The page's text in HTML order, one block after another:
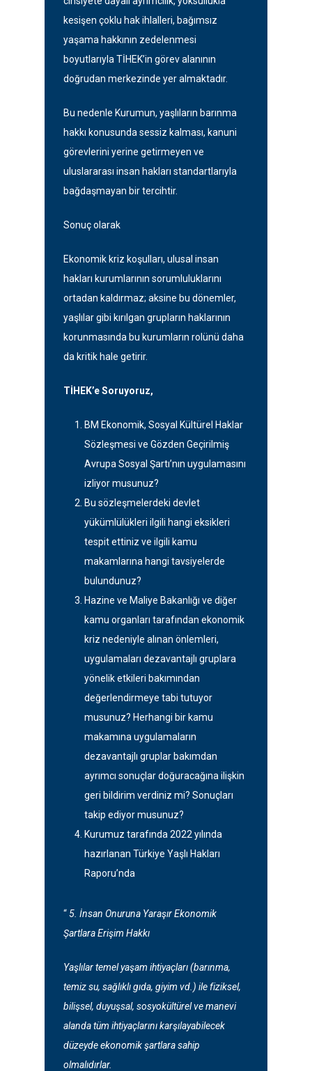
kesişen çoklu hak ihlalleri, bağımsız
yaşama hakkının zedelenmesi
boyutlarıyla TİHEK’in görev alanının
doğrudan merkezinde yer almaktadır.
Bu nedenle Kurumun, yaşlıların barınma
hakkı konusunda sessiz kalması, kanuni
görevlerini yerine getirmeyen ve
uluslararası insan hakları standartlarıyla
bağdaşmayan bir tercihtir.
Sonuç olarak
Ekonomik kriz koşulları, ulusal insan
hakları kurumlarının sorumluluklarını
ortadan kaldırmaz; aksine bu dönemler,
yaşlılar gibi kırılgan grupların haklarının
korunmasında bu kurumların rolünü daha
da kritik hale getirir.
TİHEK’e Soruyoruz,
BM Ekonomik, Sosyal Kültürel Haklar
Sözleşmesi ve Gözden Geçirilmiş
Avrupa Sosyal Şartı’nın uygulamasını
izliyor musunuz?
Bu sözleşmelerdeki devlet
yükümlülükleri ilgili hangi eksikleri
tespit ettiniz ve ilgili kamu
makamlarına hangi tavsiyelerde
bulundunuz?
Hazine ve Maliye Bakanlığı ve diğer
kamu organları tarafından ekonomik
kriz nedeniyle alınan önlemleri,
uygulamaları dezavantajlı gruplara
yönelik etkileri bakımından
değerlendirmeye tabi tutuyor
musunuz? Herhangi bir kamu
makamına uygulamaların
dezavantajlı gruplar bakımdan
ayrımcı sonuçlar doğuracağına ilişkin
geri bildirim verdiniz mi? Sonuçları
takip ediyor musunuz?
Kurumuz tarafında 2022 yılında
hazırlanan Türkiye Yaşlı Hakları
Raporu’nda
“5. İnsan Onuruna Yaraşır Ekonomik
Şartlara Erişim Hakkı
Yaşlılar temel yaşam ihtiyaçları (barınma,
temiz su, sağlıklı gıda, giyim vd.) ile fiziksel,
bilişsel, duyuşsal, sosyokültürel ve manevi
alanda tüm ihtiyaçlarını karşılayabilecek
düzeyde ekonomik şartlara sahip
olmalıdırlar.